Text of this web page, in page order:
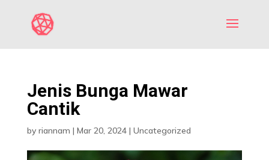
Jenis Bunga Mawar
Cantik
by riannam | Mar 20, 2024| Uncategorized